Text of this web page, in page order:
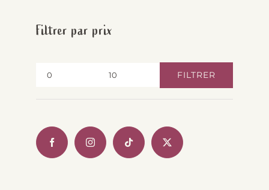
Filtrer par prix
min
max
FILTRER